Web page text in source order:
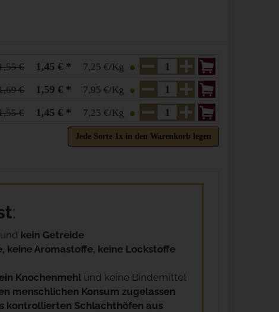
€ 1,45 € * 7,25 €/Kg
€ 1,59 € * 7,95 €/Kg
€ 1,45 € * 7,25 €/Kg
Jede Sorte 1x in den Warenkorb legen
:
und kein Getreide
keine Aromastoffe, keine Lockstoffe
Knochenmehl und keine Bindemittel
menschlichen Konsum zugelassen
kontrollierten Schlachthöfen aus